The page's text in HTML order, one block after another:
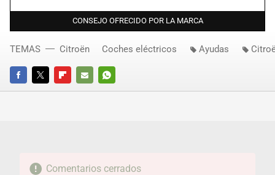
CONSEJO OFRECIDO POR LA MARCA
FACEBOOKTWITTERFLIPBOARD
E-
WHATSAPP
TEMAS Citroën Coches eléctricos Ayudas
Comentarios cerrados